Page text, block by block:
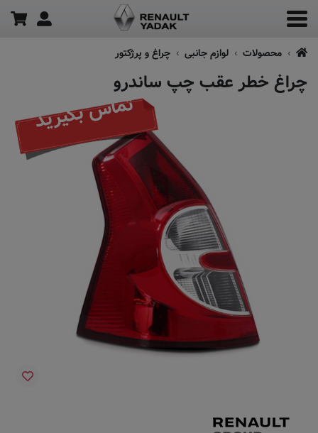
محصولات لوازم جانبی چراغ و پرژکتور
چراغ خطر عقب چپ ساندرو
تماس بگیرید